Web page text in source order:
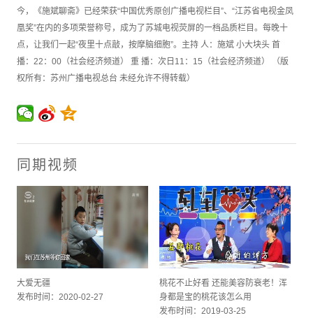
今，《施斌聊斋》已经荣获“中国优秀原创广播电视栏目”、“江苏省电视金凤
凰奖”在内的多项荣誉称号，成为了苏城电视荧屏的一档品质栏目。每晚十
点，让我们一起“夜里十点敲，按摩脑细胞”。主持 人：施斌 小大块头 首
播：22：00（社会经济频道） 重 播：次日11：15（社会经济频道） （版
权所有：苏州广播电视总台 未经允许不得转载）
同期视频
大爱无疆
发布时间：2020-02-27
桃花不止好看 还能美容防衰老！浑
身都是宝的桃花该怎么用
发布时间：2019-03-25